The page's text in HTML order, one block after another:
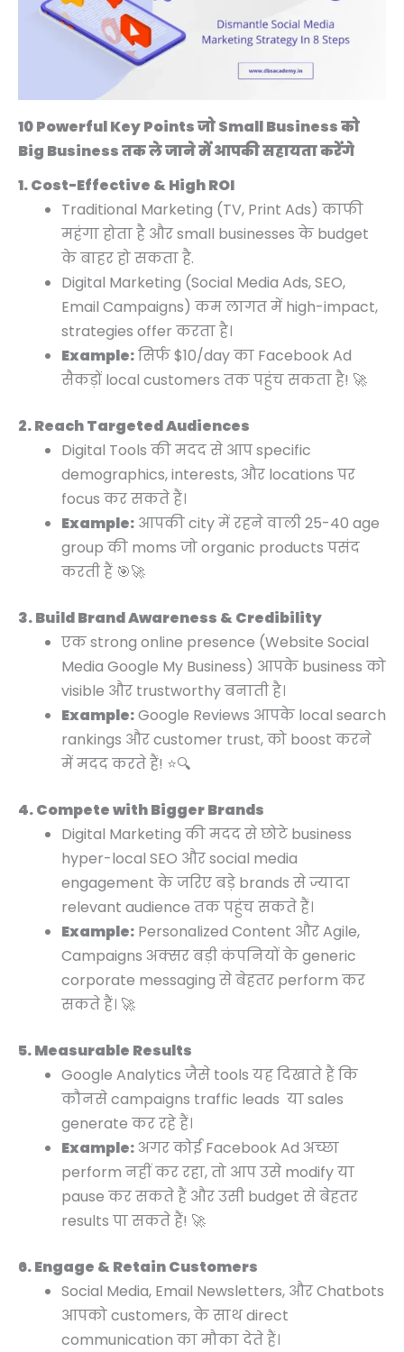
10 Powerful Key Points जो Small Business को
Big Business तक ले जाने में आपकी सहायता करेंगे
1. Cost-Effective & High ROI
Traditional Marketing (TV, Print Ads) काफी
महंगा होता है और small businesses के budget
के बाहर हो सकता है.
Digital Marketing (Social Media Ads, SEO,
Email Campaigns) कम लागत में high-impact,
strategies offer करता है।
Example:सिर्फ $10/day का Facebook Ad
सैकड़ों local customers तक पहुंच सकता है! 🚀
2. Reach Targeted Audiences
Digital Tools की मदद से आप specific
demographics, interests, और locations पर
focus कर सकते हैं।
Example: आपकी city में रहने वाली 25-40 age
group की moms जो organic products पसंद
करती हैं 🎯🚀
3. Build Brand Awareness & Credibility
एक strong online presence (Website Social
Media Google My Business) आपके business को
visible और trustworthy बनाती है।
Example:Google Reviews आपके local search
rankings और customer trust, को boost करने
में मदद करते हैं! ⭐🔍
4. Compete with Bigger Brands
Digital Marketing की मदद से छोटे business
hyper-local SEO और social media
engagement के जरिए बड़े brands से ज्यादा
relevant audience तक पहुंच सकते हैं।
Example: Personalized Content और Agile,
Campaigns अक्सर बड़ी कंपनियों के generic
corporate messaging से बेहतर perform कर
सकते हैं। 🚀
5. Measurable Results
Google Analytics जैसे tools यह दिखाते हैं कि
कौनसे campaigns traffic leads या sales
generate कर रहे हैं।
Example: अगर कोई Facebook Ad अच्छा
perform नहीं कर रहा, तो आप उसे modify या
pause कर सकते हैं और उसी budget से बेहतर
results पा सकते हैं! 🚀
6. Engage & Retain Customers
Social Media, Email Newsletters, और Chatbots
आपको customers, के साथ direct
communication का मौका देते हैं।
0
.
.0
.
...
.0